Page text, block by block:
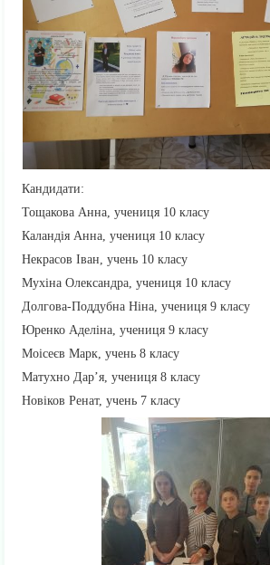
Кандидати:
Тощакова Анна, учениця 10 класу
Каландія Анна, учениця 10 класу
Некрасов Іван, учень 10 класу
Мухіна Олександра, учениця 10 класу
Долгова-Поддубна Ніна, учениця 9 класу
Юренко Аделіна, учениця 9 класу
Моісеєв Марк, учень 8 класу
Матухно Дар’я, учениця 8 класу
Новіков Ренат, учень 7 класу